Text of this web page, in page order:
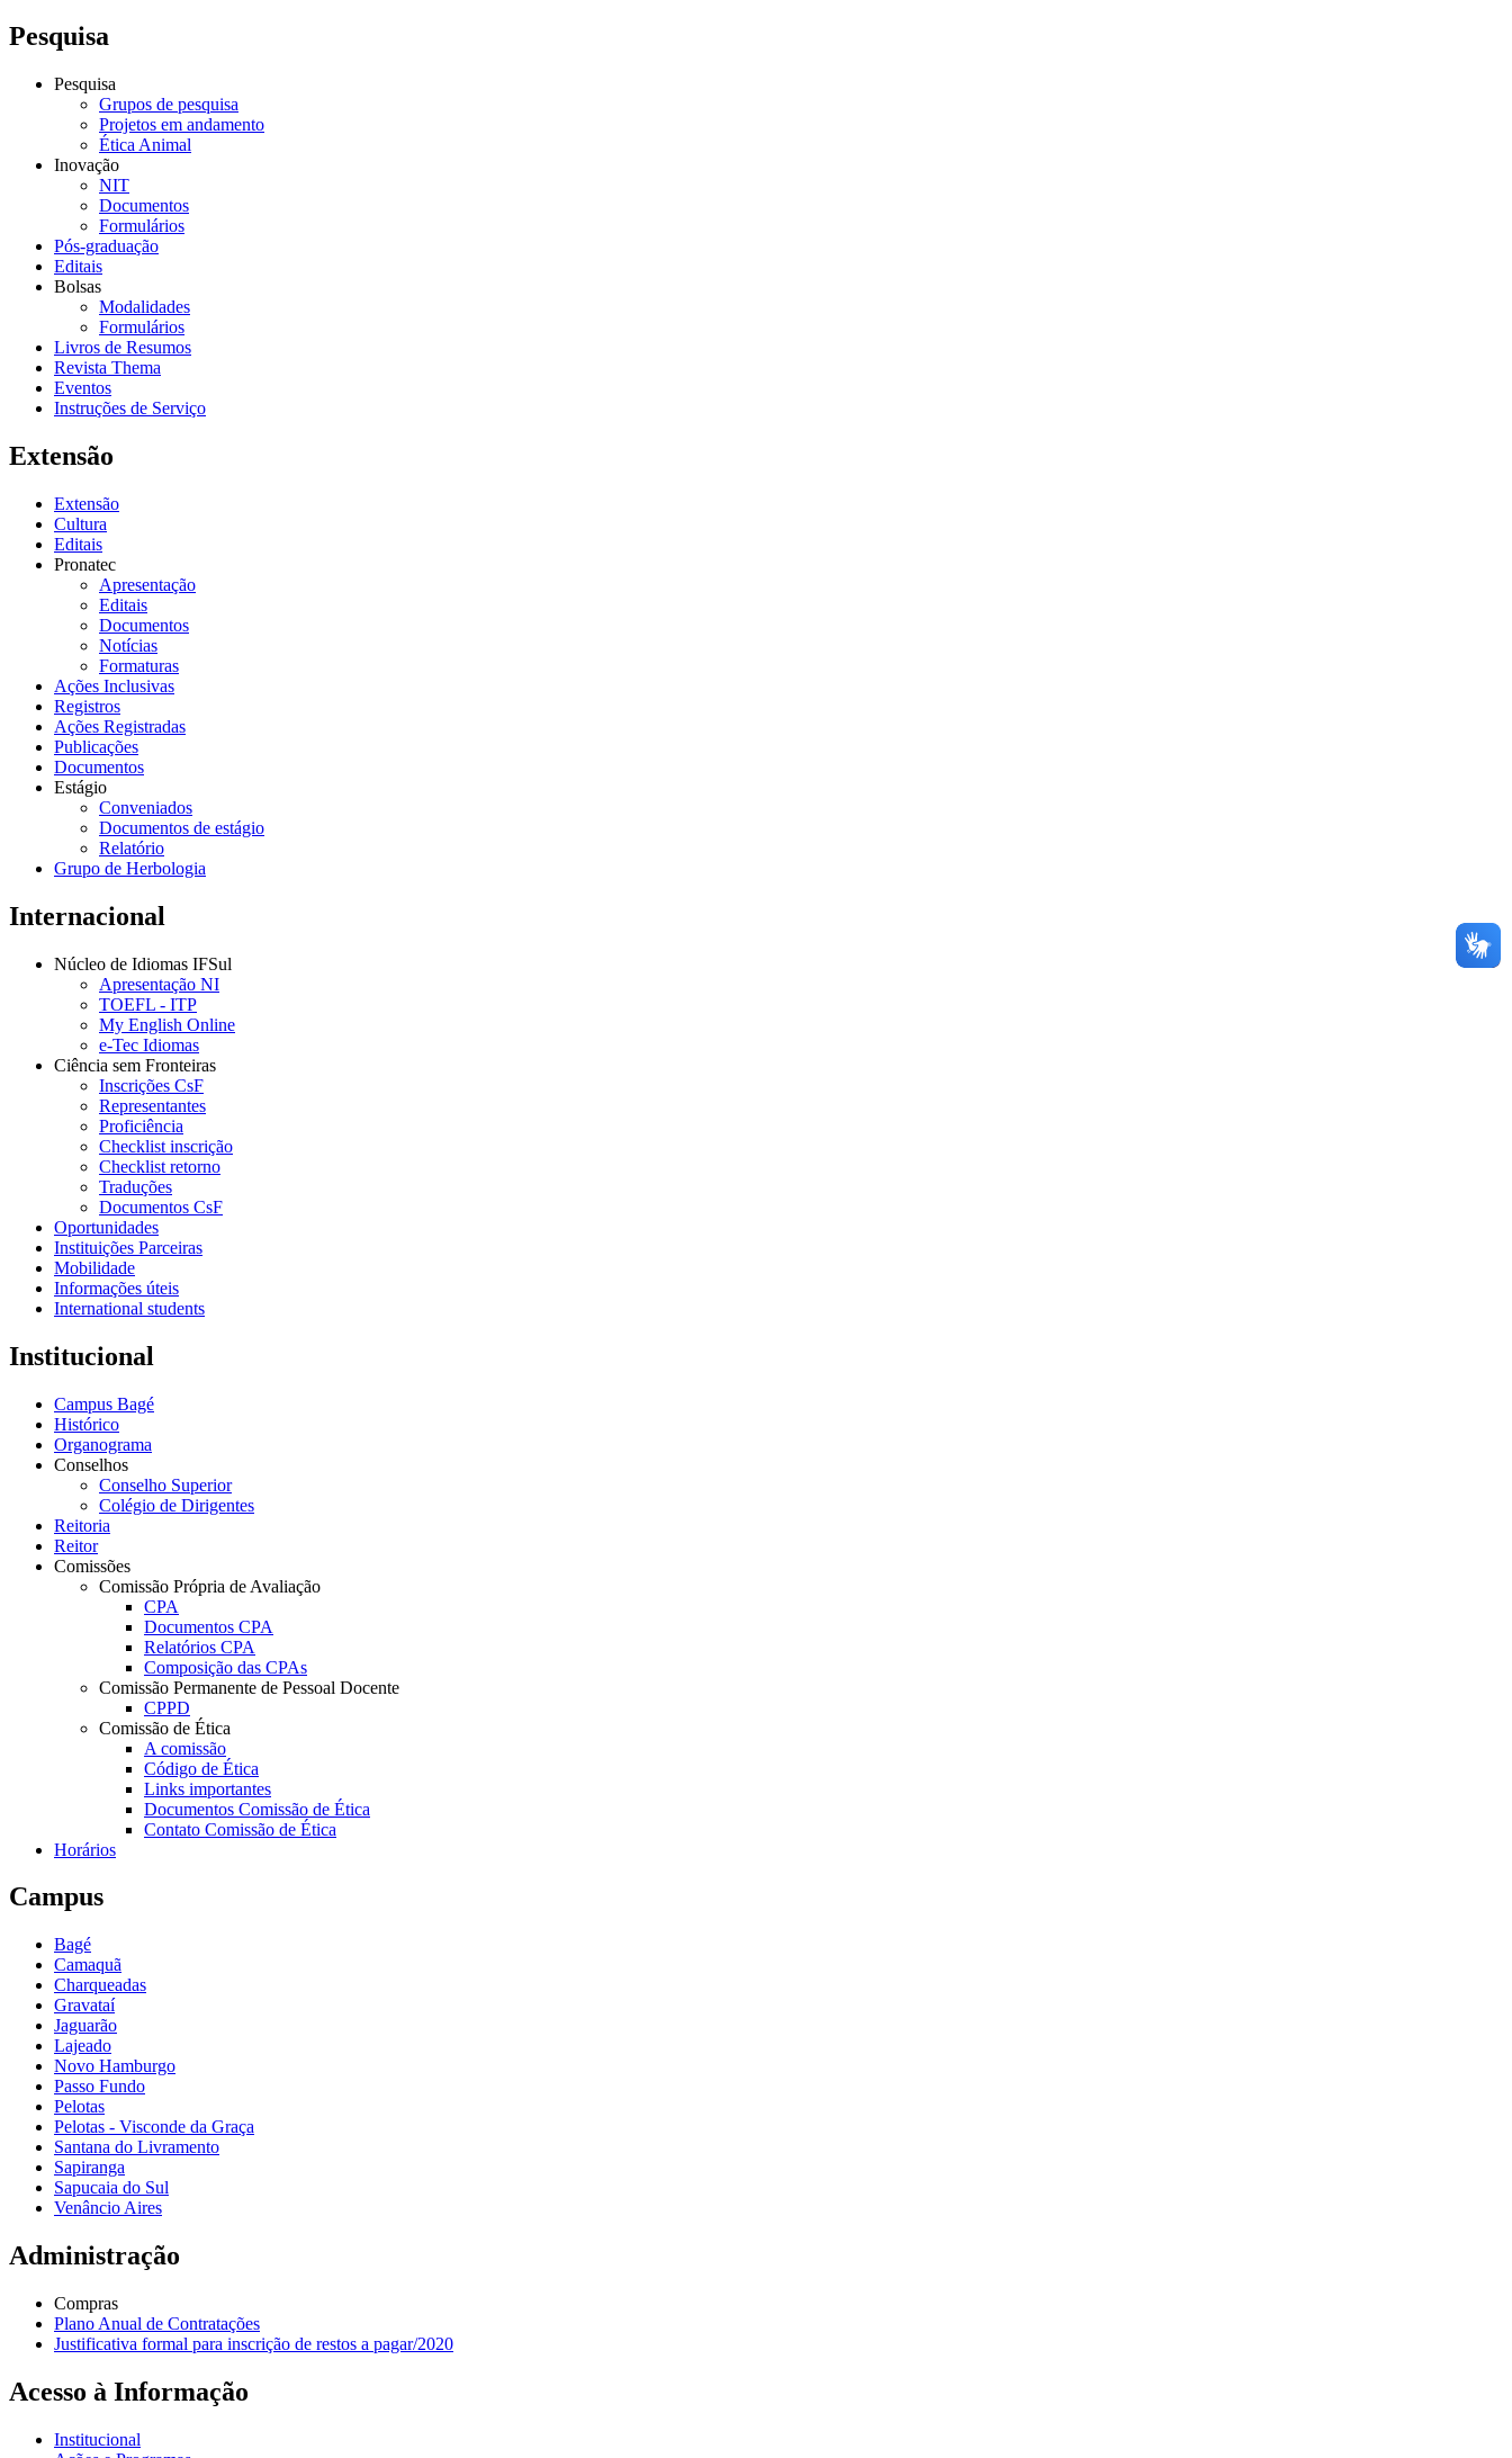
Pesquisa
Pesquisa
Grupos de pesquisa
Projetos em andamento
Ética Animal
Inovação
NIT
Documentos
Formulários
Pós-graduação
Editais
Bolsas
Modalidades
Formulários
Livros de Resumos
Revista Thema
Eventos
Instruções de Serviço
Extensão
Extensão
Cultura
Editais
Pronatec
Apresentação
Editais
Documentos
Notícias
Formaturas
Ações Inclusivas
Registros
Ações Registradas
Publicações
Documentos
Estágio
Conveniados
Documentos de estágio
Relatório
Grupo de Herbologia
Internacional
Núcleo de Idiomas IFSul
Apresentação NI
TOEFL - ITP
My English Online
e-Tec Idiomas
Ciência sem Fronteiras
Inscrições CsF
Representantes
Proficiência
Checklist inscrição
Checklist retorno
Traduções
Documentos CsF
Oportunidades
Instituições Parceiras
Mobilidade
Informações úteis
International students
Institucional
Campus Bagé
Histórico
Organograma
Conselhos
Conselho Superior
Colégio de Dirigentes
Reitoria
Reitor
Comissões
Comissão Própria de Avaliação
CPA
Documentos CPA
Relatórios CPA
Composição das CPAs
Comissão Permanente de Pessoal Docente
CPPD
Comissão de Ética
A comissão
Código de Ética
Links importantes
Documentos Comissão de Ética
Contato Comissão de Ética
Horários
Campus
Bagé
Camaquã
Charqueadas
Gravataí
Jaguarão
Lajeado
Novo Hamburgo
Passo Fundo
Pelotas
Pelotas - Visconde da Graça
Santana do Livramento
Sapiranga
Sapucaia do Sul
Venâncio Aires
Administração
Compras
Plano Anual de Contratações
Justificativa formal para inscrição de restos a pagar/2020
Acesso à Informação
Institucional